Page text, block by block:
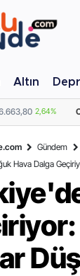
Altın
4.345,25 2,48%
Gündem
Hava Dalga